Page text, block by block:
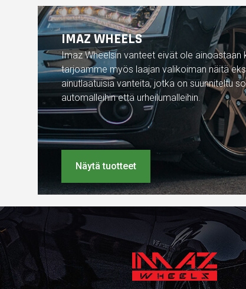
IMAZ WHEELS
Imaz Wheelsin vanteet eivät ole ainoastaan
tarjoamme myös laajan valikoiman näitä
ainutlaatuisia vanteita, jotka on suunniteltu
automalleihin että urheilumalleihin.
Näytä tuotteet